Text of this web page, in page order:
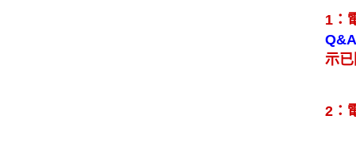
1：
Q&A
示
2：